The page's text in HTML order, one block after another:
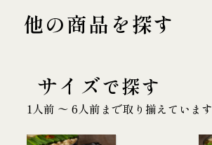
他の商品を探す
サイズで探す
1人前 〜 6人前まで取り揃えています